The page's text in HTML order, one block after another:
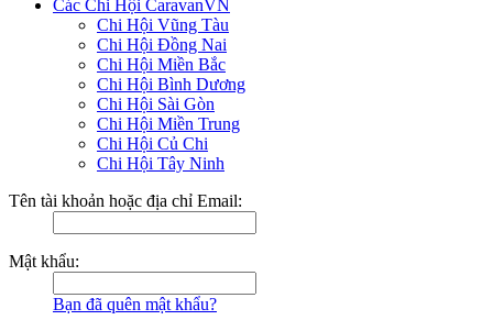
Các Chi Hội CaravanVN
Chi Hội Vũng Tàu
Chi Hội Đồng Nai
Chi Hội Miền Bắc
Chi Hội Bình Dương
Chi Hội Sài Gòn
Chi Hội Miền Trung
Chi Hội Củ Chi
Chi Hội Tây Ninh
Tên tài khoản hoặc địa chỉ Email:
Mật khẩu:
Bạn đã quên mật khẩu?